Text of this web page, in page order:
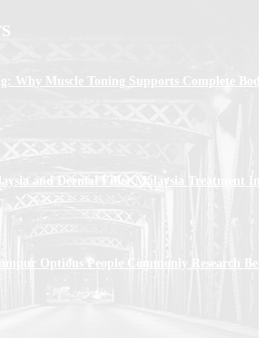
Why Muscle Toning Supports Complete Body
and Dermal Filler Malaysia Treatment
Options People Commonly Research